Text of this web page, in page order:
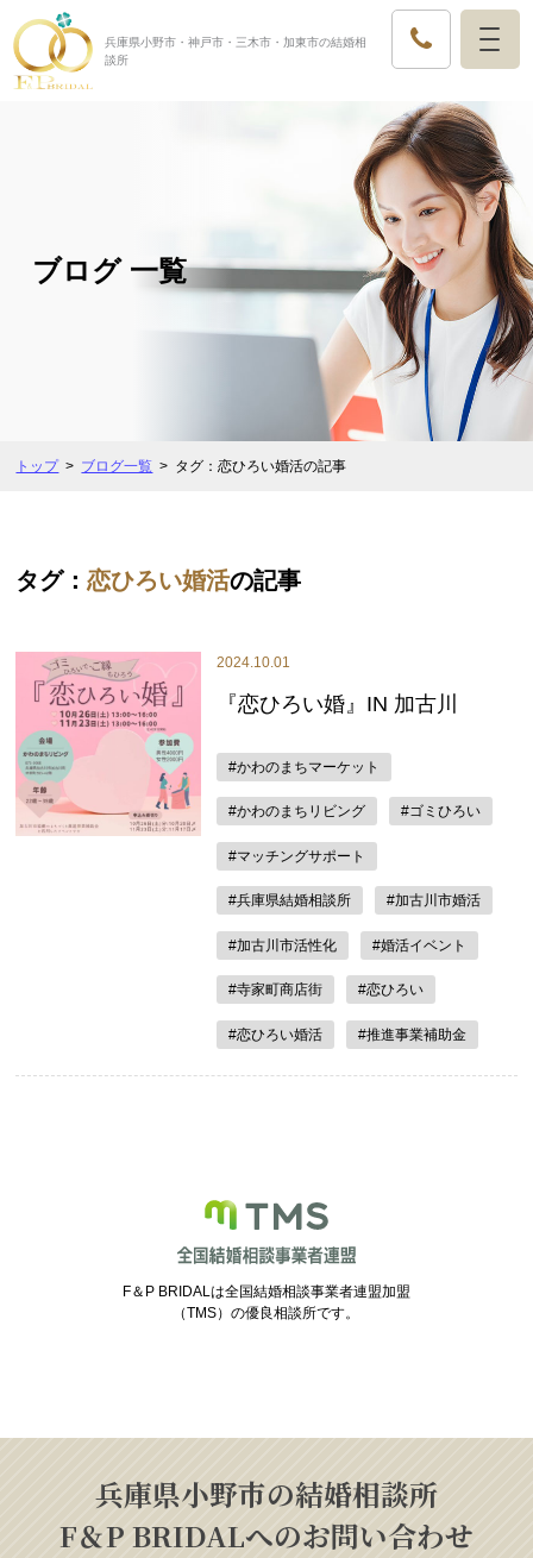
兵庫県小野市・神戸市・三木市・加東市の結婚相
談所
ブログ 一覧
トップ ブログ一覧 タグ：恋ひろい婚活の記事
タグ：恋ひろい婚活の記事
2024.10.01
『恋ひろい婚』IN 加古川
#かわのまちマーケット
#かわのまちリビング #ゴミひろい
#マッチングサポート
#兵庫県結婚相談所 #加古川市婚活
#加古川市活性化 #婚活イベント
#寺家町商店街 #恋ひろい
#恋ひろい婚活 #推進事業補助金
F＆P BRIDALは全国結婚相談事業者連盟加盟
（TMS）の優良相談所です。
兵庫県小野市の結婚相談所
F＆P BRIDALへのお問い合わせ